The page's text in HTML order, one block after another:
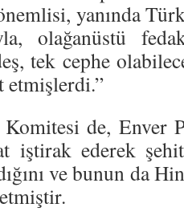
yanında
olağanüstü
tek cephe
etmişlerdi.”
de, Enver
iştirak ederek
ve bunun da